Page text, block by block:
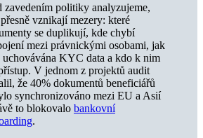
zavedením politiky analyzujeme,
vznikají mezery: které
se duplikují, kde chybí
mezi právnickými osobami, jak
uchovávána KYC data a kdo k nim
V jednom z projektů audit
že 40% dokumentů beneficiářů
synchronizováno mezi EU a Asií
to blokovalo bankovní
.